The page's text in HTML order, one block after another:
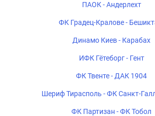
ПАОК - Андерлехт
ФК Градец-Кралове -
Динамо Киев - Карабах
ИФК Гётеборг - Гент
ФК Твенте - ДАК 1904
Шериф Тирасполь - ФК Санкт-
ФК Партизан - ФК Тобол